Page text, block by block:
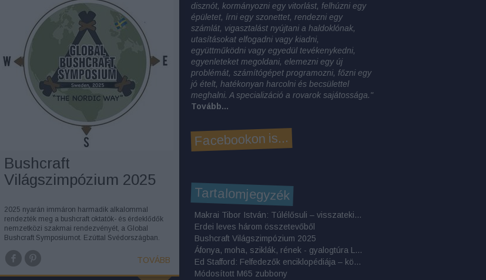
Bushcraft
Világszimpózium 2025
2025 nyarán immáron harmadik alkalommal
rendezték meg a bushcraft oktatók- és érdeklődők
nemzetközi szakmai rendezvényét, a Global
Bushcraft Symposiumot. Ezúttal Svédországban.
TOVÁBB
disznót, kormányozni egy vitorlást, felhúzni egy
épületet, írni egy szonettet, rendezni egy
számlát, vigasztalást nyújtani a haldoklónak,
utasításokat elfogadni vagy kiadni,
együttműködni vagy egyedül tevékenykedni,
egyenleteket megoldani, elemezni egy új
problémát, számítógépet programozni, főzni egy
jó ételt, hatékonyan harcolni és becsülettel
meghalni. A specializáció a rovarok sajátossága."
Tovább...
Facebookon is...
Tartalomjegyzék
Makrai Tibor István: Túlélősuli – visszatekintő elemzés
Erdei leves három összetevőből
Bushcraft Világszimpózium 2025
Áfonya, moha, sziklák, rének - gyalogtúra Lappföldön
Ed Stafford: Felfedezők ​enciklopédiája – könyvkritika
Módosított M65 zubbony